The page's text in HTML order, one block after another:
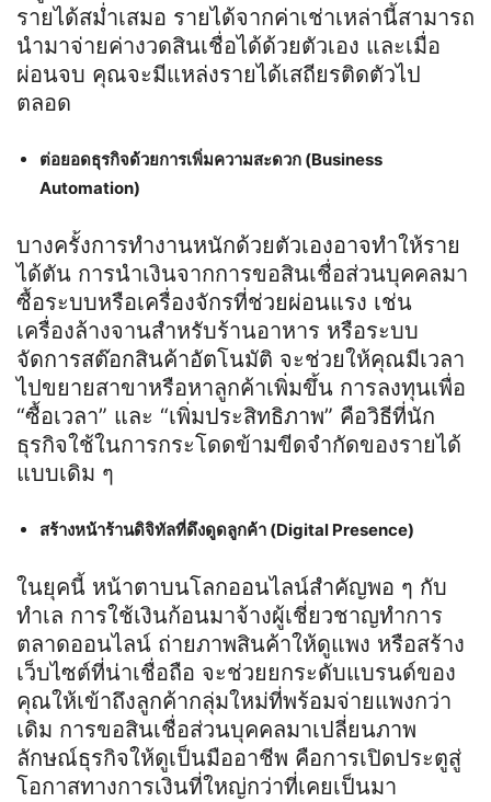
รายได้สม่ำเสมอ รายได้จากค่าเช่าเหล่านี้สามารถ
นำมาจ่ายค่างวดสินเชื่อได้ด้วยตัวเอง และเมื่อ
ผ่อนจบ คุณจะมีแหล่งรายได้เสถียรติดตัวไป
ตลอด
ต่อยอดธุรกิจด้วยการเพิ่มความสะดวก (Business
Automation)
บางครั้งการทำงานหนักด้วยตัวเองอาจทำให้ราย
ได้ตัน การนำเงินจากการขอสินเชื่อส่วนบุคคลมา
ซื้อระบบหรือเครื่องจักรที่ช่วยผ่อนแรง เช่น
เครื่องล้างจานสำหรับร้านอาหาร หรือระบบ
จัดการสต๊อกสินค้าอัตโนมัติ จะช่วยให้คุณมีเวลา
ไปขยายสาขาหรือหาลูกค้าเพิ่มขึ้น การลงทุนเพื่อ
“ซื้อเวลา” และ “เพิ่มประสิทธิภาพ” คือวิธีที่นัก
ธุรกิจใช้ในการกระโดดข้ามขีดจำกัดของรายได้
แบบเดิม ๆ
สร้างหน้าร้านดิจิทัลที่ดึงดูดลูกค้า (Digital Presence)
ในยุคนี้ หน้าตาบนโลกออนไลน์สำคัญพอ ๆ กับ
ทำเล การใช้เงินก้อนมาจ้างผู้เชี่ยวชาญทำการ
ตลาดออนไลน์ ถ่ายภาพสินค้าให้ดูแพง หรือสร้าง
เว็บไซต์ที่น่าเชื่อถือ จะช่วยยกระดับแบรนด์ของ
คุณให้เข้าถึงลูกค้ากลุ่มใหม่ที่พร้อมจ่ายแพงกว่า
เดิม การขอสินเชื่อส่วนบุคคลมาเปลี่ยนภาพ
ลักษณ์ธุรกิจให้ดูเป็นมืออาชีพ คือการเปิดประตูสู่
โอกาสทางการเงินที่ใหญ่กว่าที่เคยเป็นมา